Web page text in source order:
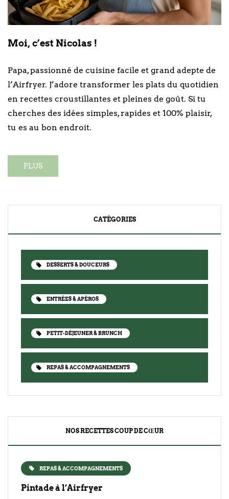
Moi, c’est Nicolas !
Papa, passionné de cuisine facile et grand adepte de
l’Airfryer. J’adore transformer les plats du quotidien
en recettes croustillantes et pleines de goût. Si tu
cherches des idées simples, rapides et 100% plaisir,
tu es au bon endroit.
PLUS
CATÉGORIES
DESSERTS & DOUCEURS
ENTRÉES & APÉROS
PETIT-DÉJEUNER & BRUNCH
REPAS & ACCOMPAGNEMENTS
NOS RECETTES COUP DE CŒUR
REPAS & ACCOMPAGNEMENTS
Pintade à l’Airfryer